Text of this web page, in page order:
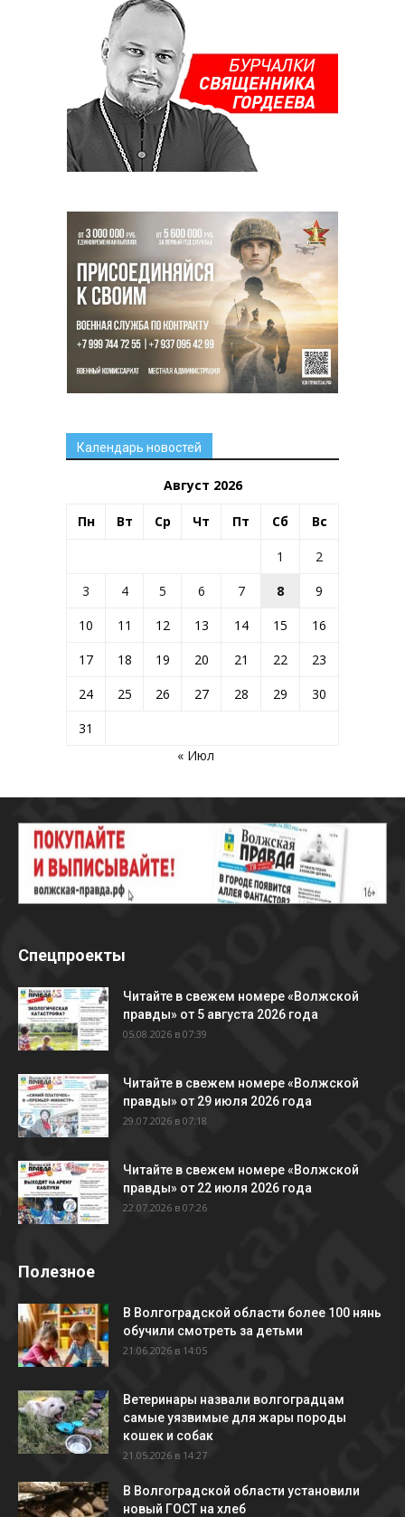
Календарь новостей
Август 2026
Пн Вт Ср Чт Пт Сб Вс
1
2
3
4 5 6 7 8
9
10
11 12 13 14 15
16
17
18 19 20 21 22
23
24
25 26 27 28 29
30
31
« Июл
Спецпроекты
Читайте в свежем номере «Волжской
правды» от 5 августа 2026 года
05.08.2026 в 07:39
Читайте в свежем номере «Волжской
правды» от 29 июля 2026 года
29.07.2026 в 07:18
Читайте в свежем номере «Волжской
правды» от 22 июля 2026 года
22.07.2026 в 07:26
Полезное
В Волгоградской области более 100 нянь
обучили смотреть за детьми
21.06.2026 в 14:05
Ветеринары назвали волгоградцам
самые уязвимые для жары породы
кошек и собак
21.05.2026 в 14:27
В Волгоградской области установили
новый ГОСТ на хлеб